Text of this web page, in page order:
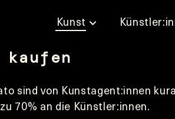
Kunst
kaufen
sind von Kunstagent:innen
70% an die Künstler:innen.